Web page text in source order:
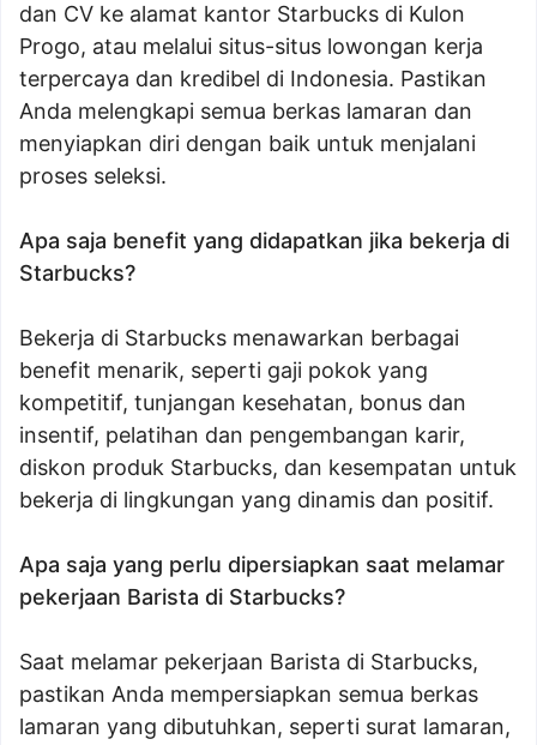
dan CV ke alamat kantor Starbucks di Kulon
Progo, atau melalui situs-situs lowongan kerja
terpercaya dan kredibel di Indonesia. Pastikan
Anda melengkapi semua berkas lamaran dan
menyiapkan diri dengan baik untuk menjalani
proses seleksi.
Apa saja benefit yang didapatkan jika bekerja di
Starbucks?
Bekerja di Starbucks menawarkan berbagai
benefit menarik, seperti gaji pokok yang
kompetitif, tunjangan kesehatan, bonus dan
insentif, pelatihan dan pengembangan karir,
diskon produk Starbucks, dan kesempatan untuk
bekerja di lingkungan yang dinamis dan positif.
Apa saja yang perlu dipersiapkan saat melamar
pekerjaan Barista di Starbucks?
Saat melamar pekerjaan Barista di Starbucks,
pastikan Anda mempersiapkan semua berkas
lamaran yang dibutuhkan, seperti surat lamaran,